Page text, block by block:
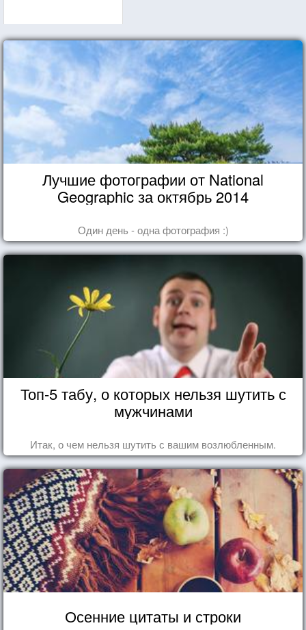
Лучшие фотографии от National
Geographic за октябрь 2014
Один день - одна фотография :)
Топ-5 табу, о которых нельзя шутить с
мужчинами
Итак, о чем нельзя шутить с вашим возлюбленным.
Осенние цитаты и строки